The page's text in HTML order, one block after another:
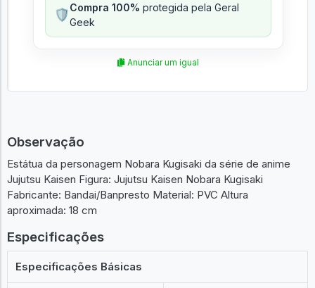
🛡️Compra 100% protegida pela Geral
Geek
Anunciar um igual
Observação
Estátua da personagem Nobara Kugisaki da série de anime
Jujutsu Kaisen Figura: Jujutsu Kaisen Nobara Kugisaki
Fabricante: Bandai/Banpresto Material: PVC Altura
aproximada: 18 cm
Especificações
Especificações Básicas